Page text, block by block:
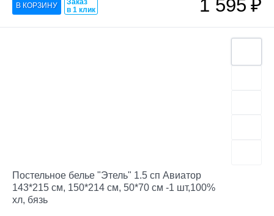
Заказ
в 1 клик
1 595₽
Постельное белье "Этель" 1.5 сп Авиатор
143*215 см, 150*214 см, 50*70 см -1 шт,100%
хл, бязь